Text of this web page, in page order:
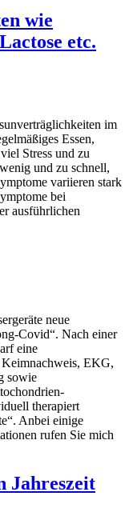
wie
etc.
im
Essen,
Stress und zu
und zu schnell,
variieren stark
bei
ausführlichen
neue
Covid“. Nach einer
eine
EKG,
sowie
therapiert
Anbei einige
rufen Sie mich
Jahreszeit